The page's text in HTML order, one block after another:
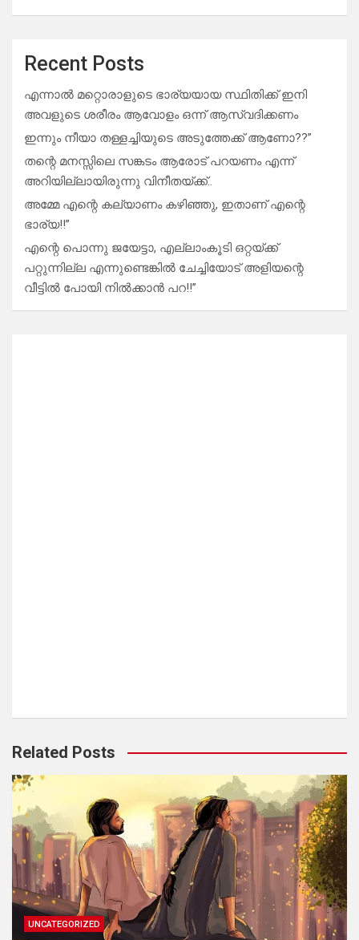
Recent Posts
എന്നാൽ മറ്റൊരാളുടെ ഭാര്യയായ സ്ഥിതിക്ക് ഇനി
അവളുടെ ശരീരം ആവോളം ഒന്ന് ആസ്വദിക്കണം
ഇന്നും നീയാ തള്ളച്ചിയുടെ അടുത്തേക്ക് ആണോ??”
തന്റെ മനസ്സിലെ സങ്കടം ആരോട് പറയണം എന്ന്
അറിയില്ലായിരുന്നു വിനീതയ്ക്ക്..
അമ്മേ എന്റെ കല്യാണം കഴിഞ്ഞു, ഇതാണ് എന്റെ
ഭാര്യ!!”
എന്റെ പൊന്നു ജയേട്ടാ, എല്ലാംകൂടി ഒറ്റയ്ക്ക്
പറ്റുന്നില്ല എന്നുണ്ടെങ്കിൽ ചേച്ചിയോട് അളിയന്റെ
വീട്ടിൽ പോയി നിൽക്കാൻ പറ!!”
Related Posts
UNCATEGORIZED